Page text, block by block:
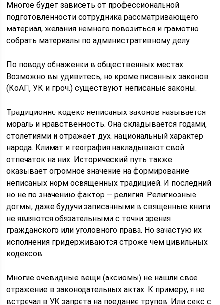
Многое будет зависеть от профессиональной
подготовленности сотрудника рассматривающего
материал, желания немного повозиться и грамотно
собрать материалы по административному делу.
По поводу обнаженки в общественных местах.
Возможно вы удивитесь, но кроме писанных законов
(КоАП, УК и проч.) существуют неписаные законы.
Традиционно кодекс неписаных законов называется
мораль и нравственность. Она складывается годами,
столетиями и отражает дух, национальный характер
народа. Климат и география накладывают свой
отпечаток на них. Исторический путь также
оказывает огромное значение на формирование
неписаных норм освященных традицией. И последний
но не по значению фактор — религия. Религиозные
догмы, даже будучи записанными в священные книги
не являются обязательными с точки зрения
гражданского или уголовного права. Но зачастую их
исполнения придерживаются строже чем цивильных
кодексов.
Многие очевидные вещи (аксиомы) не нашли свое
отражение в законодательных актах. К примеру, я не
встречал в УК запрета на поедание трупов. Или секс с